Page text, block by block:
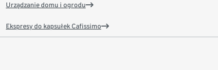
Urządzanie domu i ogrodu
Ekspresy do kapsułek Cafissimo